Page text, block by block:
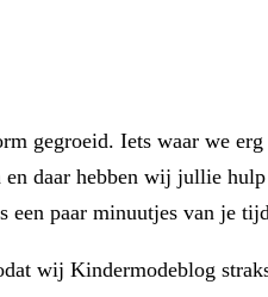
gegroeid. Iets waar we
daar hebben wij jullie
een paar minuutjes van je
wij Kindermodeblog